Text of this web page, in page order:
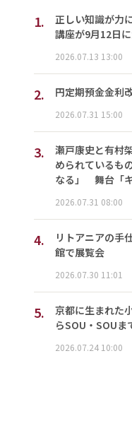
1.
正しい知識が力
講座が9月12日
2026.07.13 13:00
2. 円定期預金金利
2026.07.31 15:00
3.
瀬戸康史と有村
められているも
なる」 舞台「キ
2026.07.31 08:00
4.
リトアニアの
館で展覧会
2026.07.30 11:01
5.
京都に生まれた
らSOU・SOUま
2026.07.24 10:00